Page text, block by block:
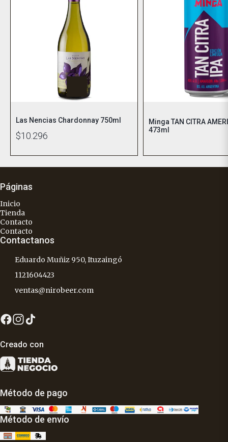
Las Nencias Chardonnay 750ml
$10.296
Minga TAN CITRA
473ml
Páginas
Inicio
Tienda
Contacto
Contacto
Contactanos
Eduardo Muñiz 950, Ituzaingó
1121604423
ventas@nirobeer.com
Creado con
Método de pago
Método de envío